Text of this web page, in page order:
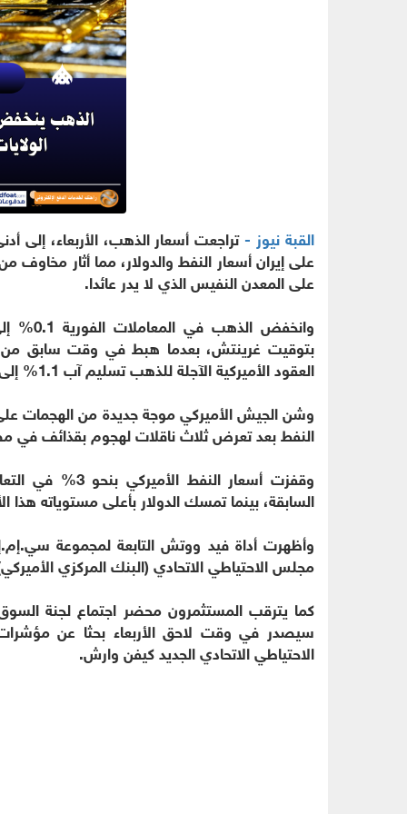
القبة نيوز -تراجعت أسعار الذهب، الأربعاء، إلى
على إيران أسعار النفط والدولار، مما أثار
على المعدن النفيس الذي لا يدر عائدا.
بتوقيت غرينتش، بعدما هبط في وقت سابق من
العقود الأميركية الآجلة للذهب تسليم آب 1.1% إلى 4112.50 دولارا.
وشن الجيش الأميركي موجة جديدة من الهجمات على
النفط بعد تعرض ثلاث ناقلات لهجوم بقذائف
وقفزت أسعار
السابقة، بينما تمسك الدولار بأعلى مستوياته
مجلس الاحتياطي الاتحادي (البنك المركزي الأميركي) أسعار
سيصدر في وقت لاحق الأربعاء بحثا عن
الاحتياطي الاتحادي الجديد كيفن وارش.